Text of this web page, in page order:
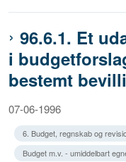
96.6.1. Et
i
bestemt
07-06-1996
6. Budget, regnskab og
Budget m.v. - umiddelbart